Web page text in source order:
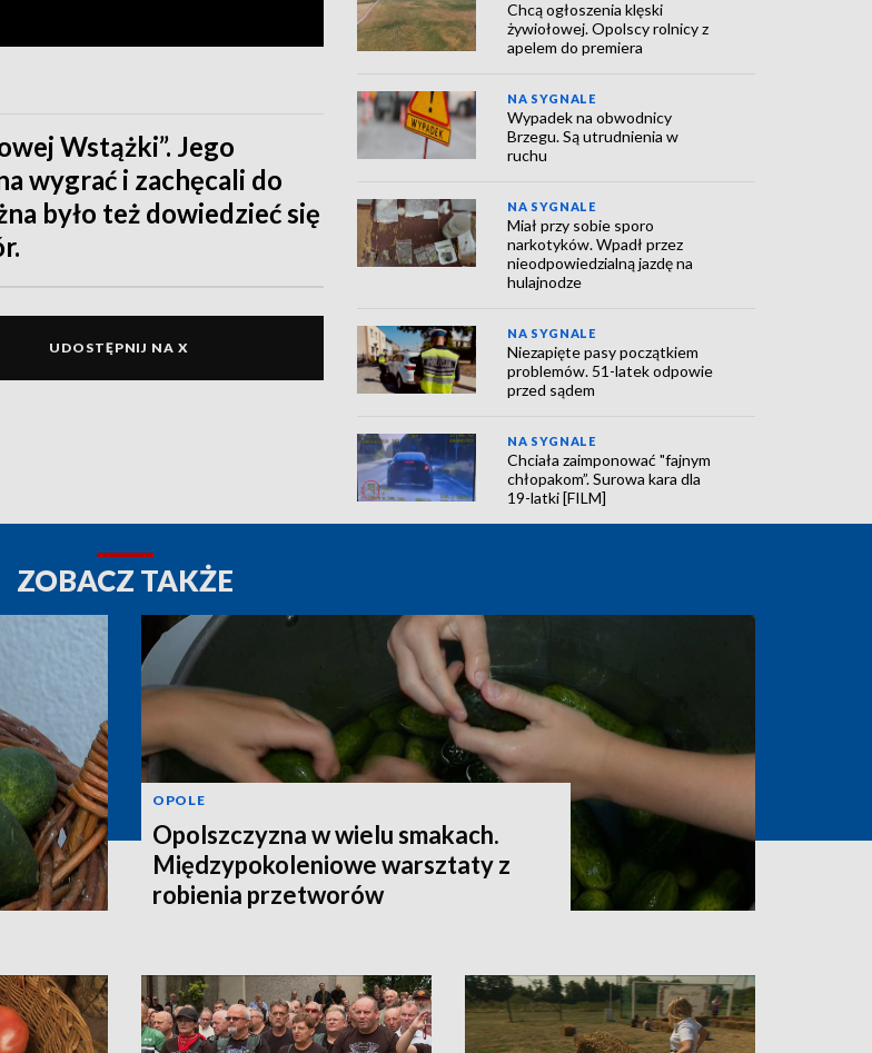
Wstążki”. Jego
wygrać i zachęcali do
było też dowiedzieć się
UDOSTĘPNIJ NA X
Chcą ogłoszenia klęski
żywiołowej. Opolscy rolnicy z
apelem do premiera
NA SYGNALE
Wypadek na obwodnicy
Brzegu. Są utrudnienia w
ruchu
NA SYGNALE
Miał przy sobie sporo
narkotyków. Wpadł przez
nieodpowiedzialną jazdę na
hulajnodze
NA SYGNALE
Niezapięte pasy początkiem
problemów. 51-latek odpowie
przed sądem
NA SYGNALE
Chciała zaimponować "fajnym
chłopakom”. Surowa kara dla
19-latki [FILM]
ZOBACZ TAKŻE
OPOLE
Opolszczyzna w wielu smakach.
Międzypokoleniowe warsztaty z
robienia przetworów